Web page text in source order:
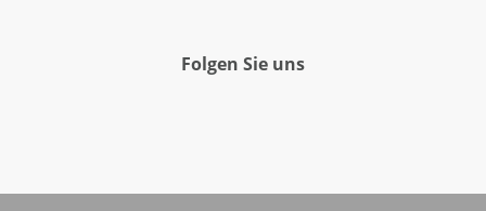
Folgen Sie uns